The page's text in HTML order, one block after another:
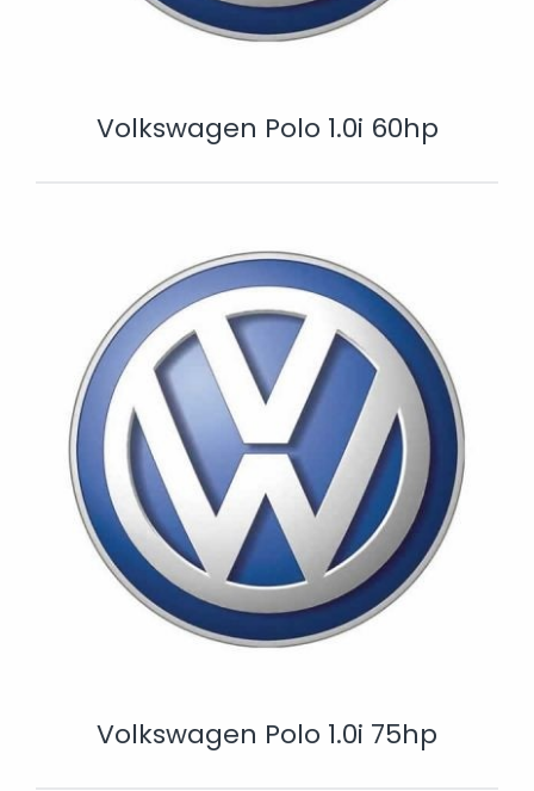
Volkswagen Polo 1.0i 60hp
Volkswagen Polo 1.0i 75hp